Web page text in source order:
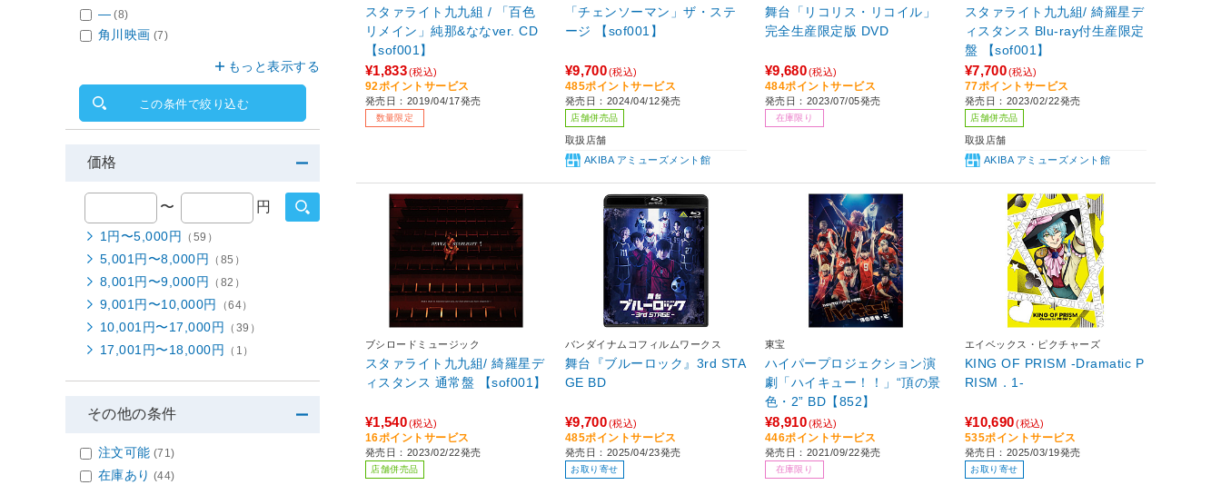
スタァライト九九組 / 「百色
リメイン」純那&ななver. CD
【sof001】
¥1,833(税込)
92ポイントサービス
発売日：2019/04/17発売
数量限定
「チェンソーマン」ザ・ステ
ージ 【sof001】
¥9,700(税込)
485ポイントサービス
発売日：2024/04/12発売
店舗併売品
取扱店舗
AKIBA アミューズメント館
舞台「リコリス・リコイル」
完全生産限定版 DVD
¥9,680(税込)
484ポイントサービス
発売日：2023/07/05発売
在庫限り
スタァライト九九組/ 綺羅星デ
ィスタンス Blu-ray付生産限定
盤 【sof001】
¥7,700(税込)
77ポイントサービス
発売日：2023/02/22発売
店舗併売品
取扱店舗
AKIBA アミューズメント館
ブシロードミュージック
スタァライト九九組/ 綺羅星デ
ィスタンス 通常盤 【sof001】
¥1,540(税込)
16ポイントサービス
発売日：2023/02/22発売
店舗併売品
バンダイナムコフィルムワークス
舞台『ブルーロック』3rd STA
GE BD
¥9,700(税込)
485ポイントサービス
発売日：2025/04/23発売
お取り寄せ
東宝
ハイパープロジェクション演
劇「ハイキュー！！」“頂の景
色・2” BD【852】
¥8,910(税込)
446ポイントサービス
発売日：2021/09/22発売
在庫限り
エイベックス・ピクチャーズ
KING OF PRISM -Dramatic P
RISM．1-
¥10,690(税込)
535ポイントサービス
発売日：2025/03/19発売
お取り寄せ
― (8)
角川映画 (7)
もっと表示する
この条件で絞り込む
価格
〜 円
1円〜5,000円 （59）
5,001円〜8,000円 （85）
8,001円〜9,000円 （82）
9,001円〜10,000円 （64）
10,001円〜17,000円 （39）
17,001円〜18,000円 （1）
その他の条件
注文可能 (71)
在庫あり (44)